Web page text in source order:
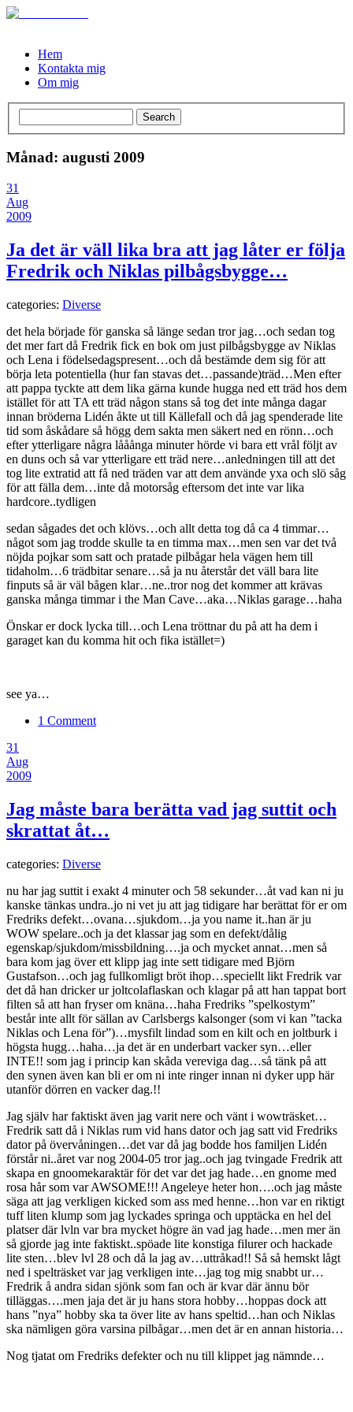
Hem
Kontakta mig
Om mig
Månad: augusti 2009
31
Aug
2009
Ja det är väll lika bra att jag låter er följa
Fredrik och Niklas pilbågsbygge…
categories: Diverse
det hela började för ganska så länge sedan tror jag…och sedan tog
det mer fart då Fredrik fick en bok om just pilbågsbygge av Niklas
och Lena i födelsedagspresent…och då bestämde dem sig för att
börja leta potentiella (hur fan stavas det…passande)träd…Men efter
att pappa tyckte att dem lika gärna kunde hugga ned ett träd hos dem
istället för att TA ett träd någon stans så tog det inte många dagar
innan bröderna Lidén åkte ut till Källefall och då jag spenderade lite
tid som åskådare så högg dem sakta men säkert ned en rönn…och
efter ytterligare några lååånga minuter hörde vi bara ett vrål följt av
en duns och så var ytterligare ett träd nere…anledningen till att det
tog lite extratid att få ned träden var att dem använde yxa och slö såg
för att fälla dem…inte då motorsåg eftersom det inte var lika
hardcore..tydligen
sedan sågades det och klövs…och allt detta tog då ca 4 timmar…
något som jag trodde skulle ta en timma max…men sen var det två
nöjda pojkar som satt och pratade pilbågar hela vägen hem till
tidaholm…6 trädbitar senare…så ja nu återstår det väll bara lite
finputs så är väl bågen klar…ne..tror nog det kommer att krävas
ganska många timmar i the Man Cave…aka…Niklas garage…haha
Önskar er dock lycka till…och Lena tröttnar du på att ha dem i
garaget kan du komma hit och fika istället=)
see ya…
1 Comment
31
Aug
2009
Jag måste bara berätta vad jag suttit och
skrattat åt…
categories: Diverse
nu har jag suttit i exakt 4 minuter och 58 sekunder…åt vad kan ni ju
kanske tänkas undra..jo ni vet ju att jag tidigare har berättat för er om
Fredriks defekt…ovana…sjukdom…ja you name it..han är ju
WOW spelare..och ja det klassar jag som en defekt/dålig
egenskap/sjukdom/missbildning….ja och mycket annat…men så
bara kom jag över ett klipp jag inte sett tidigare med Björn
Gustafson…och jag fullkomligt bröt ihop…speciellt likt Fredrik var
det då han dricker ur joltcolaflaskan och klagar på att han tappat bort
filten så att han fryser om knäna…haha Fredriks ”spelkostym”
består inte allt för sällan av Carlsbergs kalsonger (som vi kan ”tacka
Niklas och Lena för”)…mysfilt lindad som en kilt och en joltburk i
högsta hugg…haha…ja det är en underbart vacker syn…eller
INTE!! som jag i princip kan skåda vereviga dag…så tänk på att
den synen även kan bli er om ni inte ringer innan ni dyker upp här
utanför dörren en vacker dag.!!
Jag själv har faktiskt även jag varit nere och vänt i wowträsket…
Fredrik satt då i Niklas rum vid hans dator och jag satt vid Fredriks
dator på övervåningen…det var då jag bodde hos familjen Lidén
förstår ni..året var nog 2004-05 tror jag..och jag tvingade Fredrik att
skapa en gnoomekaraktär för det var det jag hade…en gnome med
rosa hår som var AWSOME!!! Angeleye heter hon….och jag måste
säga att jag verkligen kicked som ass med henne…hon var en riktigt
tuff liten klump som jag lyckades springa och upptäcka en hel del
platser där lvln var bra mycket högre än vad jag hade…men mer än
så gjorde jag inte faktiskt..spöade lite konstiga filurer och hackade
lite sten…blev lvl 28 och då la jag av…uttråkad!! Så så hemskt lågt
ned i spelträsket var jag verkligen inte…jag tog mig snabbt ur…
Fredrik å andra sidan sjönk som fan och är kvar där ännu bör
tilläggas….men jaja det är ju hans stora hobby…hoppas dock att
hans ”nya” hobby ska ta över lite av hans speltid…han och Niklas
ska nämligen göra varsina pilbågar…men det är en annan historia…
Nog tjatat om Fredriks defekter och nu till klippet jag nämnde…